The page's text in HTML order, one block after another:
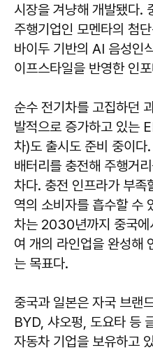
시장을 겨냥해 개발됐다.
주행기업인 모멘타의 첨
바이두 기반의 AI 음성인
이프스타일을 반영한 인
순수 전기차를 고집하던
발적으로 증가하고 있는
차)도 출시도 준비 중이다
배터리를 충전해 주행거
차다. 충전 인프라가 부족
역의 소비자를 흡수할 수
차는 2030년까지 중국
여 개의 라인업을 완성해
는 목표다.
중국과 일본은 자국 브랜
BYD, 샤오펑, 도요타 등
자동차 기업을 보유하고